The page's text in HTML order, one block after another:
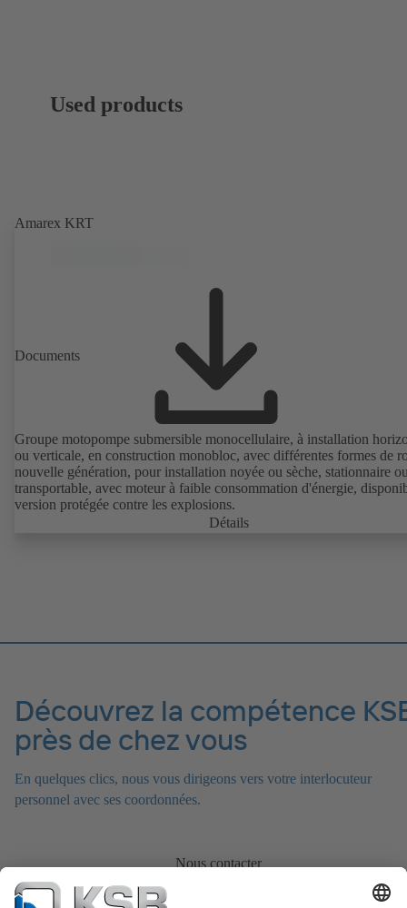
Used products
Amarex KRT
Documents
Groupe motopompe submersible monocellulaire, à installation
ou verticale, en construction monobloc, avec différentes formes de
nouvelle génération, pour installation noyée ou sèche, stationnaire
transportable, avec moteur à faible consommation d'énergie,
version protégée contre les explosions.
Détails
Découvrez la compétence
près de chez vous
En quelques clics, nous vous dirigeons vers votre interlocuteur
personnel avec ses coordonnées.
Nous contacter